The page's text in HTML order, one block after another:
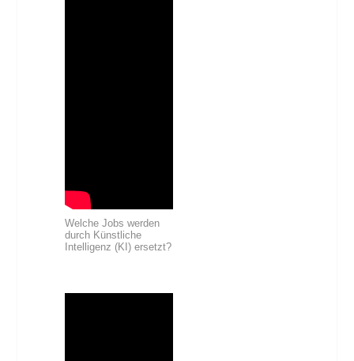
Welche Jobs werden
durch Künstliche
Intelligenz (KI) ersetzt?